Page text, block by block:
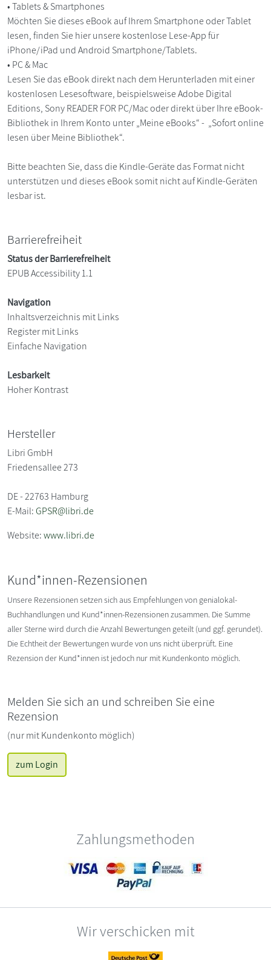
• Tablets & Smartphones
Möchten Sie dieses eBook auf Ihrem Smartphone oder Tablet
lesen, finden Sie hier unsere kostenlose Lese-App für
iPhone/iPad und Android Smartphone/Tablets.
• PC & Mac
Lesen Sie das eBook direkt nach dem Herunterladen mit einer
kostenlosen Lesesoftware, beispielsweise Adobe Digital
Editions, Sony READER FOR PC/Mac oder direkt über Ihre eBook-
Bibliothek in Ihrem Konto unter „Meine eBooks“ - „Sofort online
lesen über Meine Bibliothek“.
Bitte beachten Sie, dass die Kindle-Geräte das Format nicht
unterstützen und dieses eBook somit nicht auf Kindle-Geräten
lesbar ist.
Barrierefreiheit
Status der Barrierefreiheit
EPUB Accessibility 1.1
Navigation
Inhaltsverzeichnis mit Links
Register mit Links
Einfache Navigation
Lesbarkeit
Hoher Kontrast
Hersteller
Libri GmbH
Friedensallee 273
DE - 22763 Hamburg
E-Mail:GPSR@libri.de
Website:www.libri.de
Kund*innen-Rezensionen
Unsere Rezensionen setzen sich aus Empfehlungen von genialokal-
Buchhandlungen und Kund*innen-Rezensionen zusammen. Die Summe
aller Sterne wird durch die Anzahl Bewertungen geteilt (und ggf. gerundet).
Die Echtheit der Bewertungen wurde von uns nicht überprüft. Eine
Rezension der Kund*innen ist jedoch nur mit Kundenkonto möglich.
Melden Sie sich an und schreiben Sie eine
Rezension
(nur mit Kundenkonto möglich)
zum Login
Zahlungsmethoden
Wir verschicken mit